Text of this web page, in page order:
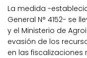
La medida -
General N° 4152- se
y el Ministerio de
evasión de los
en las fiscalizaciones